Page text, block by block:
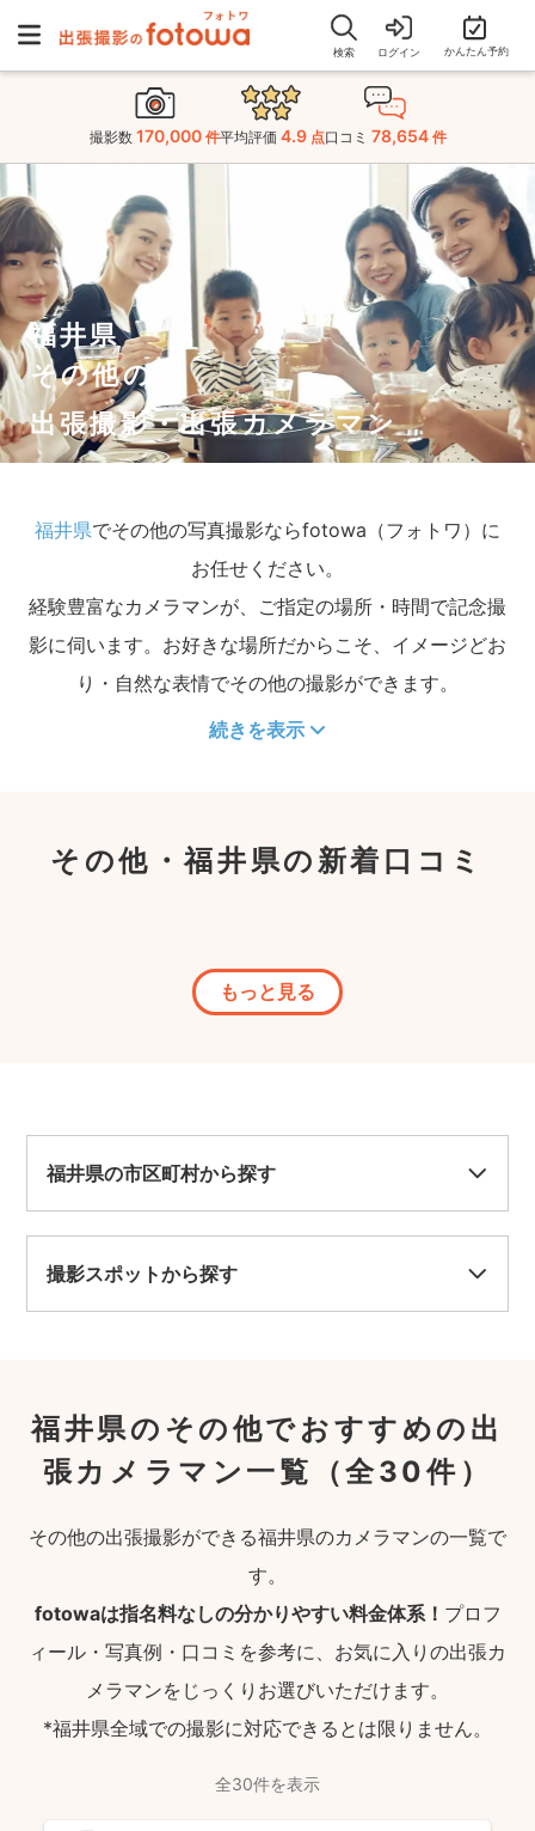
検索 ログイン かんたん予約
撮影数 170,000 件平均評価 4.9 点口コミ 78,654 件
福井県
その他の
出張撮影・出張カメラマン
福井県でその他の写真撮影ならfotowa（フォトワ）に
お任せください。
経験豊富なカメラマンが、ご指定の場所・時間で記念撮
影に伺います。お好きな場所だからこそ、イメージどお
り・自然な表情でその他の撮影ができます。
続きを表示
その他・福井県の新着口コミ
もっと見る
福井県の市区町村から探す
撮影スポットから探す
福井県のその他でおすすめの出
張カメラマン一覧
（全30件）
その他の出張撮影ができる福井県のカメラマンの一覧で
す。
fotowaは指名料なしの分かりやすい料金体系！ プロフ
ィール・写真例・口コミを参考に、お気に入りの出張カ
メラマンをじっくりお選びいただけます。
*福井県全域での撮影に対応できるとは限りません。
全30件を表示